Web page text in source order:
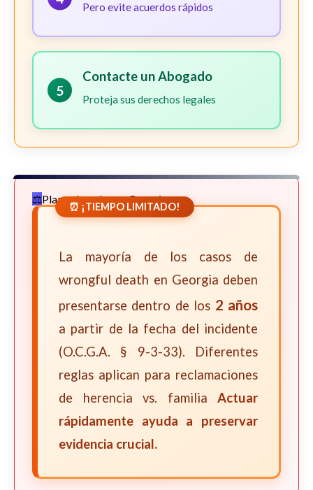
Pero evite acuerdos rápidos
5
Contacte un Abogado
Proteja sus derechos legales
Plazos Legales en Georgia
⏰ ¡TIEMPO LIMITADO!
La mayoría de los casos de
wrongful death en Georgia deben
presentarse dentro de los 2 años
a partir de la fecha del incidente
(O.C.G.A. § 9-3-33). Diferentes
reglas aplican para reclamaciones
de herencia vs. familia Actuar
rápidamente ayuda a preservar
evidencia crucial.